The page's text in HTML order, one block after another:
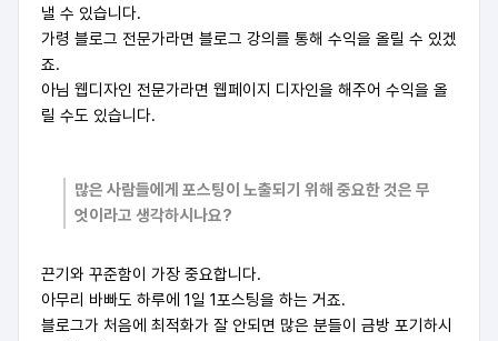
낼 수 있습니다.
가령 블로그 전문가라면 블로그 강의를 통해 수익을 올릴 수 있겠
죠.
아님 웹디자인 전문가라면 웹페이지 디자인을 해주어 수익을 올
릴 수도 있습니다.
많은 사람들에게 포스팅이 노출되기 위해 중요한 것은 무
엇이라고 생각하시나요?
끈기와 꾸준함이 가장 중요합니다.
아무리 바빠도 하루에 1일 1포스팅을 하는 거죠.
블로그가 처음에 최적화가 잘 안되면 많은 분들이 금방 포기하시